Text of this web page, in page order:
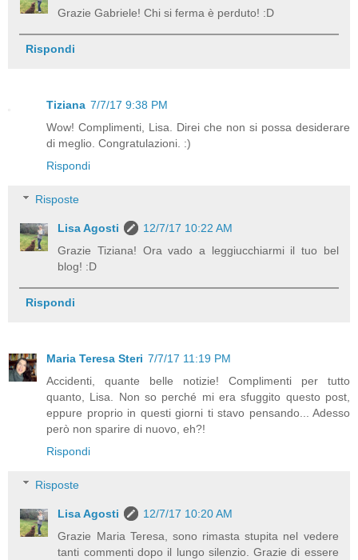
Grazie Gabriele! Chi si ferma è perduto! :D
Rispondi
Tiziana 7/7/17 9:38 PM
Wow! Complimenti, Lisa. Direi che non si possa desiderare
di meglio. Congratulazioni. :)
Rispondi
Risposte
Lisa Agosti
12/7/17 10:22 AM
Grazie Tiziana! Ora vado a leggiucchiarmi il tuo bel
blog! :D
Rispondi
Maria Teresa Steri 7/7/17 11:19 PM
Accidenti, quante belle notizie! Complimenti per tutto
quanto, Lisa. Non so perché mi era sfuggito questo post,
eppure proprio in questi giorni ti stavo pensando... Adesso
però non sparire di nuovo, eh?!
Rispondi
Risposte
Lisa Agosti
12/7/17 10:20 AM
Grazie Maria Teresa, sono rimasta stupita nel vedere
tanti commenti dopo il lungo silenzio. Grazie di essere